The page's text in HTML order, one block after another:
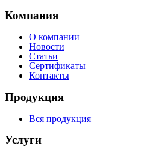
Компания
О компании
Новости
Статьи
Сертификаты
Контакты
Продукция
Вся продукция
Услуги